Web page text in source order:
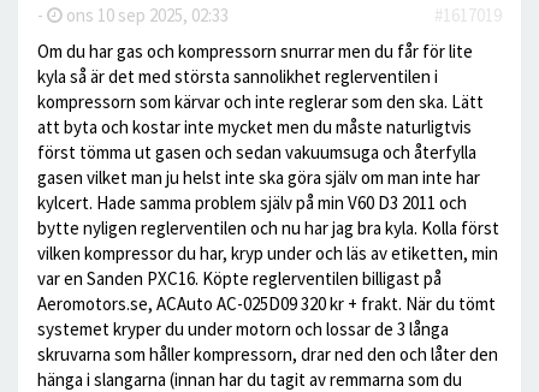
- ons 10 sep 2025, 02:33
#1617019
Om du har gas och kompressorn snurrar men du får för lite
kyla så är det med största sannolikhet reglerventilen i
kompressorn som kärvar och inte reglerar som den ska. Lätt
att byta och kostar inte mycket men du måste naturligtvis
först tömma ut gasen och sedan vakuumsuga och återfylla
gasen vilket man ju helst inte ska göra själv om man inte har
kylcert. Hade samma problem själv på min V60 D3 2011 och
bytte nyligen reglerventilen och nu har jag bra kyla. Kolla först
vilken kompressor du har, kryp under och läs av etiketten, min
var en Sanden PXC16. Köpte reglerventilen billigast på
Aeromotors.se, ACAuto AC-025D09 320 kr + frakt. När du tömt
systemet kryper du under motorn och lossar de 3 långa
skruvarna som håller kompressorn, drar ned den och låter den
hänga i slangarna (innan har du tagit av remmarna som du